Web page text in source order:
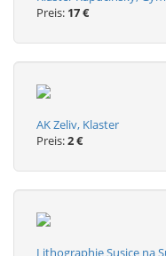
Preis: 17 €
AK Zeliv, Klaster
Preis:2 €
Lithographie Susice na